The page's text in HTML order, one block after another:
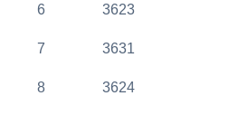
6 3623
7 3631
8 3624